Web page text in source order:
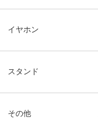
イヤホン
スタンド
その他